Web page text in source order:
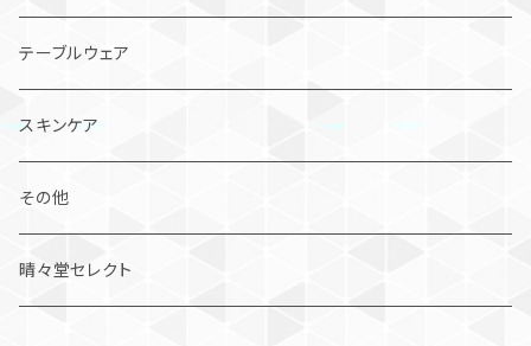
テーブルウェア
スキンケア
その他
晴々堂セレクト